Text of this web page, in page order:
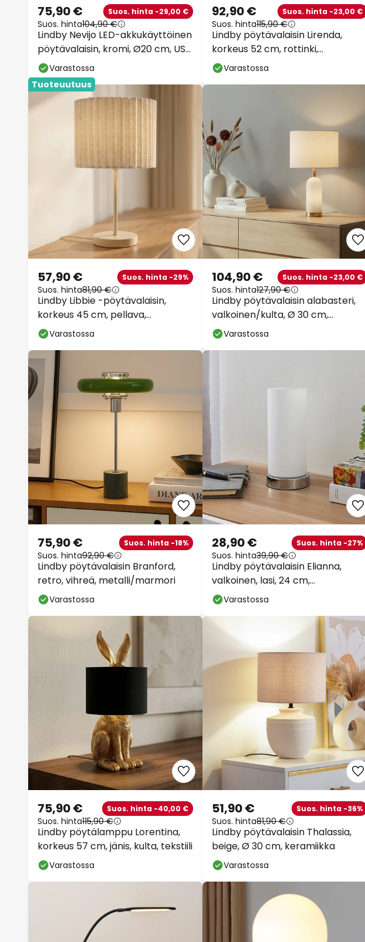
Lindby Nevijo LED-akkukäyttöinen
pöytävalaisin, kromi, Ø20 cm, USB,
himmennin
75,90 € Suos. hinta -29,00 €
Suos. hinta104,90 €
Varastossa
Lindby pöytävalaisin Lirenda,
korkeus 52 cm, rottinki,
luonnonväri/valkoinen
92,90 € Suos. hinta -23,00 €
Suos. hinta115,90 €
Varastossa
Tuoteuutuus
Lindby Libbie -pöytävalaisin,
korkeus 45 cm, pellava,
kermanvärinen, E27
57,90 € Suos. hinta -29%
Suos. hinta81,90 €
Varastossa
Lindby pöytävalaisin alabasteri,
valkoinen/kulta, Ø 30 cm,
marmori, E27
104,90 € Suos. hinta -23,00 €
Suos. hinta127,90 €
Varastossa
Lindby pöytävalaisin Branford,
retro, vihreä, metalli/marmori
75,90 € Suos. hinta -18%
Suos. hinta92,90 €
Varastossa
Lindby pöytävalaisin Elianna,
valkoinen, lasi, 24 cm,
himmennettävä, E14
28,90 € Suos. hinta -27%
Suos. hinta39,90 €
Varastossa
Lindby pöytälamppu Lorentina,
korkeus 57 cm, jänis, kulta, tekstiili
75,90 € Suos. hinta -40,00 €
Suos. hinta115,90 €
Varastossa
Lindby pöytävalaisin Thalassia,
beige, Ø 30 cm, keramiikka
51,90 € Suos. hinta -36%
Suos. hinta81,90 €
Varastossa